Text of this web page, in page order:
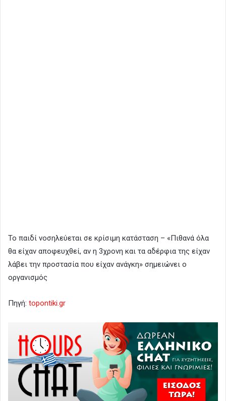
Το παιδί νοσηλεύεται σε κρίσιμη κατάσταση – «Πιθανά όλα
θα είχαν αποφευχθεί, αν η 3χρονη και τα αδέρφια της είχαν
λάβει την προστασία που είχαν ανάγκη» σημειώνει ο
οργανισμός
Πηγή: topontiki.gr